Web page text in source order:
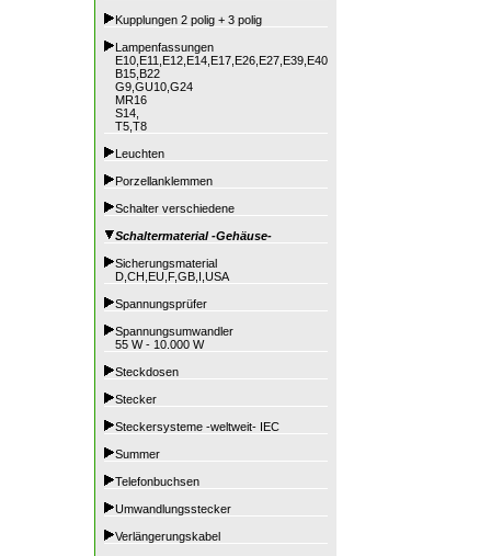
Kupplungen 2 polig + 3 polig
Lampenfassungen
E10,E11,E12,E14,E17,E26,E27,E39,E40
B15,B22
G9,GU10,G24
MR16
S14,
T5,T8
Leuchten
Porzellanklemmen
Schalter verschiedene
Schaltermaterial -Gehäuse-
Sicherungsmaterial
D,CH,EU,F,GB,I,USA
Spannungsprüfer
Spannungsumwandler
55 W - 10.000 W
Steckdosen
Stecker
Steckersysteme -weltweit- IEC
Summer
Telefonbuchsen
Umwandlungsstecker
Verlängerungskabel